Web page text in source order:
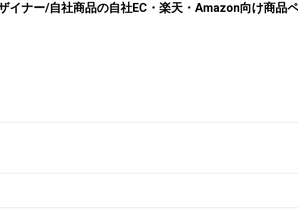
イナー/自社商品の自社EC・楽天・Amazon向け商品